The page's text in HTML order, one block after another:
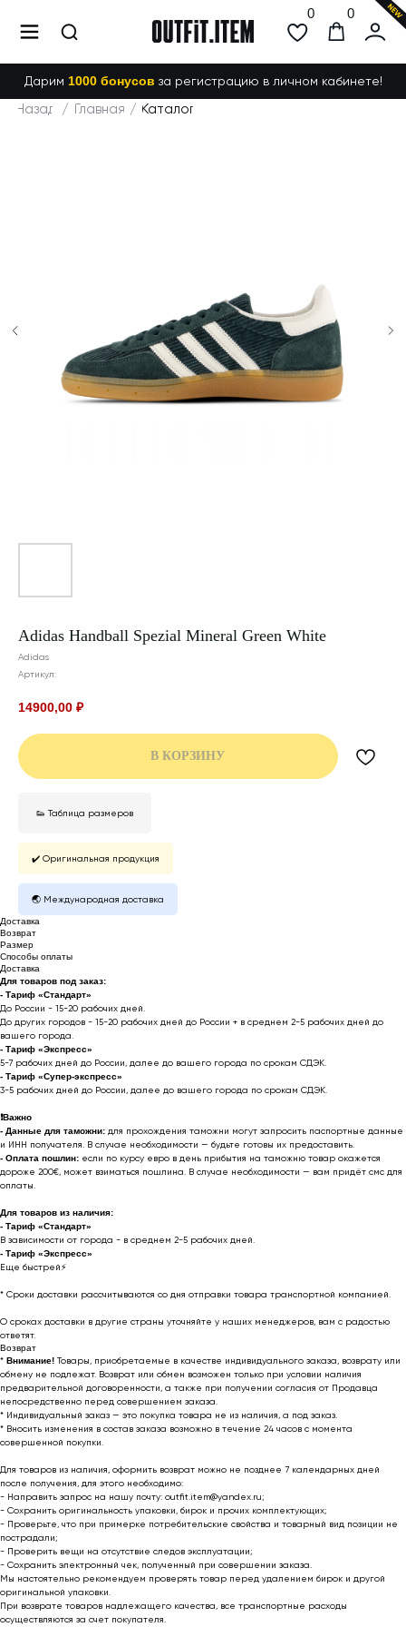
Назад Главная
/ Каталог
/
Adidas Handball Spezial Mineral Green White
Adidas
Артикул:
14900,00 ₽
В КОРЗИНУ
👟 Таблица размеров
✔️ Оригинальная продукция
🌏 Международная доставка
Доставка
Возврат
Размер
Способы оплаты
Доставка
Для товаров под заказ:
- Тариф «Стандарт»
До России - 15-20 рабочих дней.
До других городов - 15-20 рабочих дней до России + в среднем 2-5 рабочих дней до
вашего города.
- Тариф «Экспресс»
5-7 рабочих дней до России, далее до вашего города по срокам СДЭК.
- Тариф «Супер-экспресс»
3-5 рабочих дней до России, далее до вашего города по срокам СДЭК.
❗️Важно
- Данные для таможни: для прохождения таможни могут запросить паспортные данные
и ИНН получателя. В случае необходимости — будьте готовы их предоставить.
- Оплата пошлин: если по курсу евро в день прибытия на таможню товар окажется
дороже 200€, может взиматься пошлина. В случае необходимости — вам придёт смс для
оплаты.
Для товаров из наличия:
- Тариф «Стандарт»
В зависимости от города - в среднем 2-5 рабочих дней.
- Тариф «Экспресс»
Еще быстрей⚡
* Cроки доставки рассчитываются со дня отправки товара транспортной компанией.
О сроках доставки в другие страны уточняйте у наших менеджеров, вам с радостью
ответят.
Возврат
* Внимание! Товары, приобретаемые в качестве индивидуального заказа, возврату или
обмену не подлежат. Возврат или обмен возможен только при условии наличия
предварительной договоренности, а также при получении согласия от Продавца
непосредственно перед совершением заказа.
* Индивидуальный заказ — это покупка товара не из наличия, а под заказ.
* Вносить изменения в состав заказа возможно в течение 24 часов с момента
совершенной покупки.
Для товаров из наличия, оформить возврат можно не позднее 7 календарных дней
после получения, для этого необходимо:
- Направить запрос на нашу почту: outfit.item@yandex.ru;
- Сохранить оригинальность упаковки, бирок и прочих комплектующих;
- Проверьте, что при примерке потребительские свойства и товарный вид позиции не
пострадали;
- Проверить вещи на отсутствие следов эксплуатации;
- Сохранить электронный чек, полученный при совершении заказа.
Мы настоятельно рекомендуем проверять товар перед удалением бирок и другой
оригинальной упаковки.
При возврате товаров надлежащего качества, все транспортные расходы
осуществляются за счет покупателя.